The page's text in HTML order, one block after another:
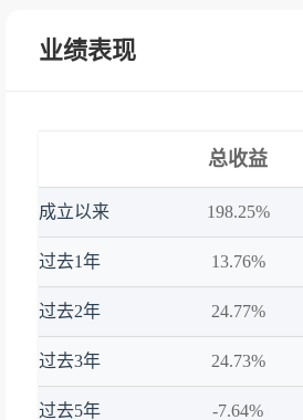
业绩表现
总收益
成立以来 198.25%
过去1年 13.76%
过去2年 24.77%
过去3年 24.73%
过去5年 -7.64%